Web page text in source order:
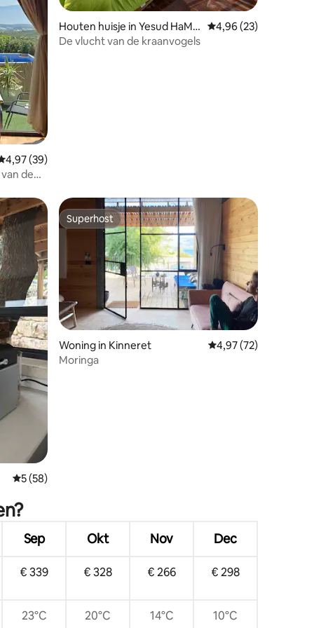
beoordeling van 4,97 op 5, 39 recensies
4,97 (39)
de
Houten huisje in Yesud HaM
a'ala
Gemiddelde
4,96 (23)
De vlucht van de kraanvogels
Gemiddelde beoordeling van 5 op 5, 58 recensies
5 (58)
Superhost
Superhost
Woning in Kinneret Gemiddelde
4,97 (72)
Moringa
Sep Okt Nov Dec
€ 339 € 328 € 266 € 298
23°C 20°C 14°C 10°C